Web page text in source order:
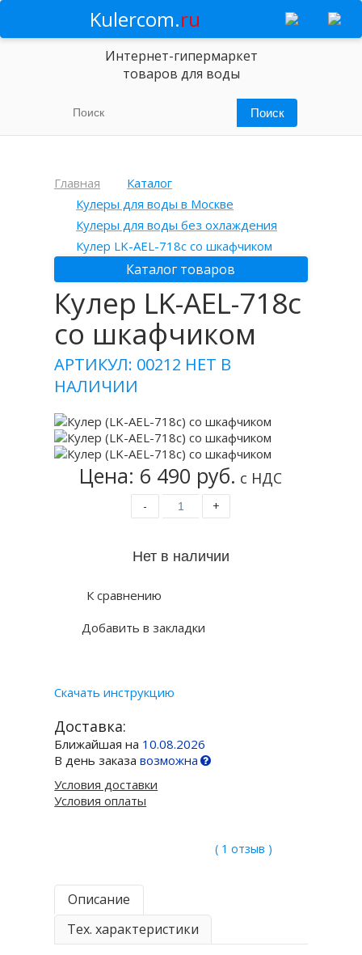
Kulercom.ru
Интернет-гипермаркет
товаров для воды
Главная
Каталог
Кулеры для воды в Москве
Кулеры для воды без охлаждения
Кулер LK-AEL-718c со шкафчиком
Каталог товаров
Кулер LK-AEL-718c
со шкафчиком
АРТИКУЛ: 00212 НЕТ В
НАЛИЧИИ
Цена: 6 490 руб. с НДС
- +
К сравнению
Добавить в закладки
Скачать инструкцию
Доставка:
Ближайшая на 10.08.2026
В день заказавозможна
Условия доставки
Условия оплаты
( 1 отзыв )
Описание
Тех. характеристики